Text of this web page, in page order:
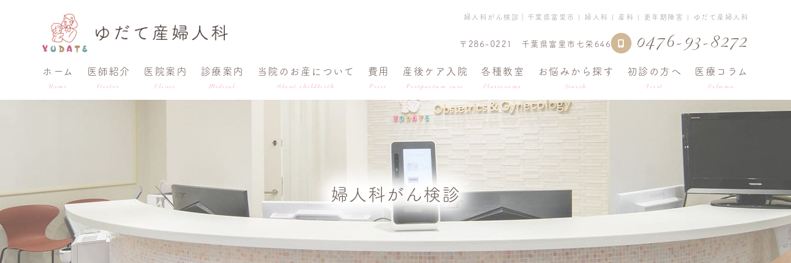
婦人科がん検診｜千葉県富里市 | 婦人科 | 産科 | 更年期障害 | ゆだて産婦人科
〒286-0221 千葉県富里市七栄646 0476-93-8272
ホーム
Home
医師紹介
Doctor
医院案内
Clinic
診療案内
Medical
当院のお産について
About childbirth
費用
Price
産後ケア入院
Postpartum care
各種教室
Classrooms
お悩みから探す
Search
初診の方へ
First
医療コラム
Column
婦人科がん検診